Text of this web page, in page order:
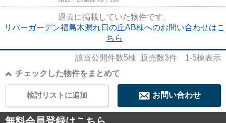
過去に掲載していた物件です。
リバーガーデン福島木漏れ日の丘AB棟へのお問い合わせはこ
ちら
該当公開件数5棟 販売数3件 1-5棟表示
チェックした物件をまとめて
お問い合わせ
検討リストに追加